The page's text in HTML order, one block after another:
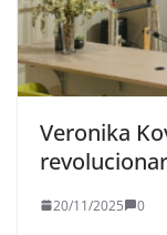
Veronika
20/11/2025 0